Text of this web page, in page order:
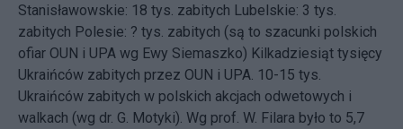
Stanisławowskie: 18 tys. zabitych Lubelskie: 3 tys.
zabitych Polesie: ? tys. zabitych (są to szacunki polskich
ofiar OUN i UPA wg Ewy Siemaszko) Kilkadziesiąt tysięcy
Ukraińców zabitych przez OUN i UPA. 10-15 tys.
Ukraińców zabitych w polskich akcjach odwetowych i
walkach (wg dr. G. Motyki). Wg prof. W. Filara było to 5,7